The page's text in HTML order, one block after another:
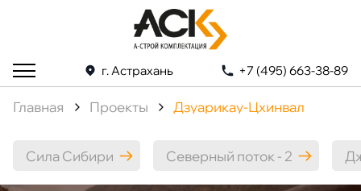
г. Астрахань +7 (495) 663-38-89
Главная Проекты Дзуарикау-Цхинвал
Сила Сибири Северный поток - 2